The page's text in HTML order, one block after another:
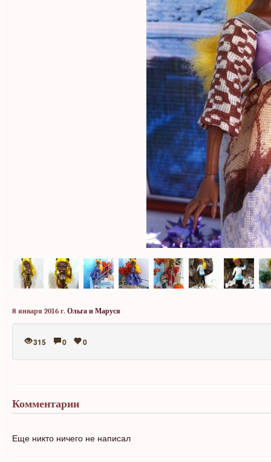
8 января 2016 г. Ольга и Маруся
315 0 0
Комментарии
Еще никто ничего не написал